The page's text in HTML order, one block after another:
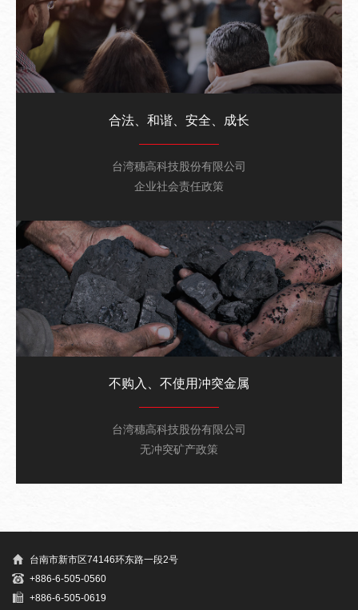
合法、和谐、安全、成长
台湾穗高科技股份有限公司
企业社会责任政策
不购入、不使用冲突金属
台湾穗高科技股份有限公司
无冲突矿产政策
台南市新市区74146环东路一段2号
+886-6-505-0560
+886-6-505-0619